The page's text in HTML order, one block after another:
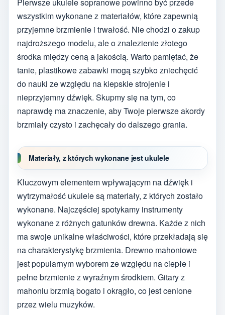
wszystkim wykonane z materiałów, które zapewnią
przyjemne brzmienie i trwałość. Nie chodzi o zakup
najdroższego modelu, ale o znalezienie złotego
środka między ceną a jakością. Warto pamiętać, że
tanie, plastikowe zabawki mogą szybko zniechęcić
do nauki ze względu na kiepskie strojenie i
nieprzyjemny dźwięk. Skupmy się na tym, co
naprawdę ma znaczenie, aby Twoje pierwsze akordy
brzmiały czysto i zachęcały do dalszego grania.
Materiały, z których wykonane jest ukulele
Kluczowym elementem wpływającym na dźwięk i
wytrzymałość ukulele są materiały, z których zostało
wykonane. Najczęściej spotykamy instrumenty
wykonane z różnych gatunków drewna. Każde z nich
ma swoje unikalne właściwości, które przekładają się
na charakterystykę brzmienia. Drewno mahoniowe
jest popularnym wyborem ze względu na ciepłe i
pełne brzmienie z wyraźnym środkiem. Gitary z
mahoniu brzmią bogato i okrągło, co jest cenione
przez wielu muzyków.